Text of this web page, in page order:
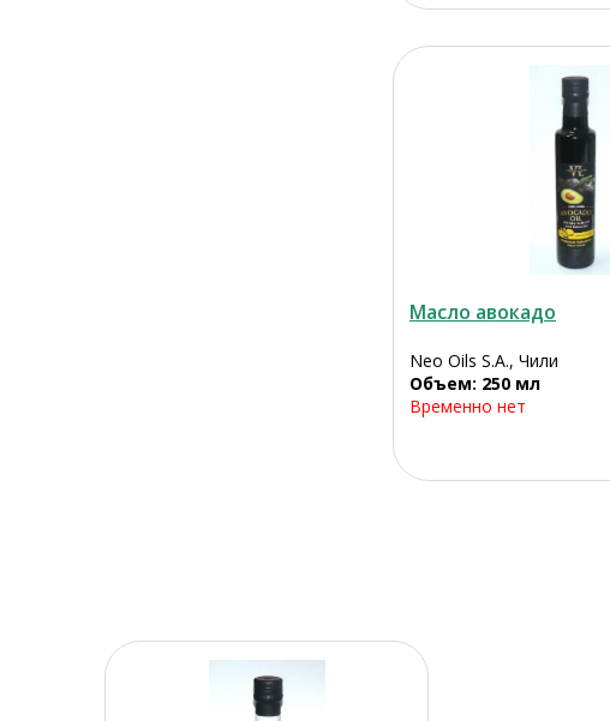
Масло авокадо
Neo Oils S.A., Чили
Объем: 250 мл
Временно нет